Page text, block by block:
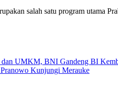
salah satu program utama
UMKM, BNI Gandeng BI
Kunjungi Merauke